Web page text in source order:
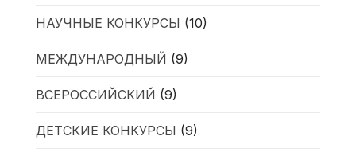
НАУЧНЫЕ КОНКУРСЫ (10)
МЕЖДУНАРОДНЫЙ (9)
ВСЕРОССИЙСКИЙ (9)
ДЕТСКИЕ КОНКУРСЫ (9)